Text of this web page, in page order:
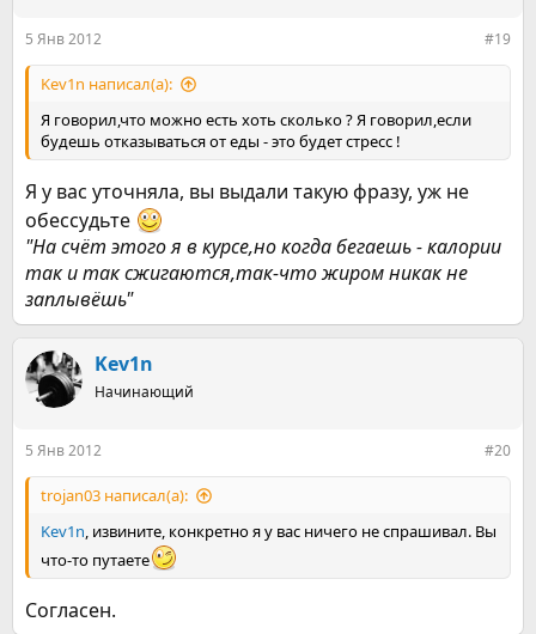
5 Янв 2012 #19
Kev1n написал(а):
Я говорил,что можно есть хоть сколько ? Я говорил,если
будешь отказываться от еды - это будет стресс !
Я у вас уточняла, вы выдали такую фразу, уж не
обессудьте
"На счёт этого я в курсе,но когда бегаешь - калории
так и так сжигаются,так-что жиром никак не
заплывёшь"
Kev1n
Начинающий
5 Янв 2012 #20
trojan03 написал(а):
Kev1n, извините, конкретно я у вас ничего не спрашивал. Вы
что-то путаете
Согласен.